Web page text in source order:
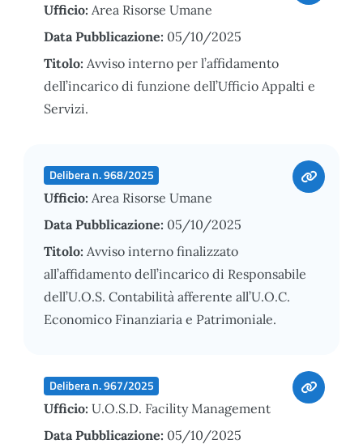
Ufficio: Area Risorse Umane
Data Pubblicazione: 05/10/2025
Titolo: Avviso interno per l’affidamento
dell’incarico di funzione dell’Ufficio Appalti e
Servizi.
Delibera n. 968/2025
Ufficio: Area Risorse Umane
Data Pubblicazione: 05/10/2025
Titolo: Avviso interno finalizzato
all’affidamento dell’incarico di Responsabile
dell’U.O.S. Contabilità afferente all’U.O.C.
Economico Finanziaria e Patrimoniale.
Delibera n. 967/2025
Ufficio: U.O.S.D. Facility Management
Data Pubblicazione: 05/10/2025